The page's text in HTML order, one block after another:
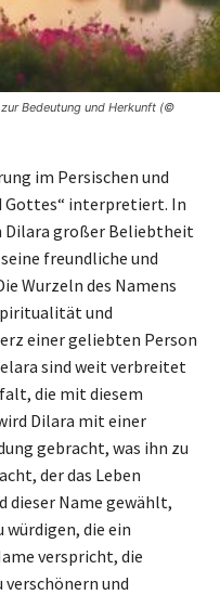
Bedeutung und Herkunft (©
im Persischen und
Gottes“ interpretiert. In
Dilara großer Beliebtheit
freundliche und
Wurzeln des Namens
und
einer geliebten Person
sind weit verbreitet
die mit diesem
Dilara mit einer
gebracht, was ihn zu
der das Leben
dieser Name gewählt,
würdigen, die ein
verspricht, die
und